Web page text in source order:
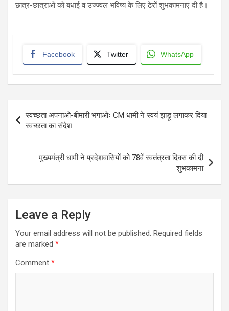
छात्र-छात्राओं को बधाई व उज्ज्वल भविष्य के लिए ढेरों शुभकामनाएं दी है।
Facebook Twitter WhatsApp
navigation
स्वच्छता अपनाओ-बीमारी भगाओः CM धामी ने स्वयं झाड़ू लगाकर दिया
स्वच्छता का संदेश
मुख्यमंत्री धामी ने प्रदेशवासियों को 78वें स्वतंत्रता दिवस की दी
शुभकामना
Leave a Reply
Your email address will not be published. Required fields
are marked *
Comment *